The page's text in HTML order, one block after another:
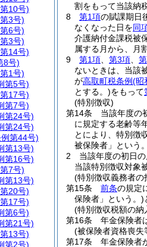
割をもって当該納
8
第1項の賦課期日
なくなった日を同
介護納付金課税被
属する月から、月
9
第1項 第3項
ないときは、当該
が高取町税条例(昭
とする。)をもって
(特別徴収)
第14条
当該年度の
に規定する老齢等
とにより、特別徴
被保険者」という
2
当該年度の初日
当該特別徴収対象
(特別徴収義務者の
第15条
前条の規定
保険者」という。)
(特別徴収税額の納
第16条
年金保険者
(被保険者資格喪失
第17条
年金保険者
10号)
3号)
6号)
3号)
14号)
8号)
1号)
第5号)
17号)
第7号)
第24号)
第24号)
第44号)
第13号)
第16号)
7号)
第13号)
20号)
17号)
第6号)
第21号)
13号)
第2号)